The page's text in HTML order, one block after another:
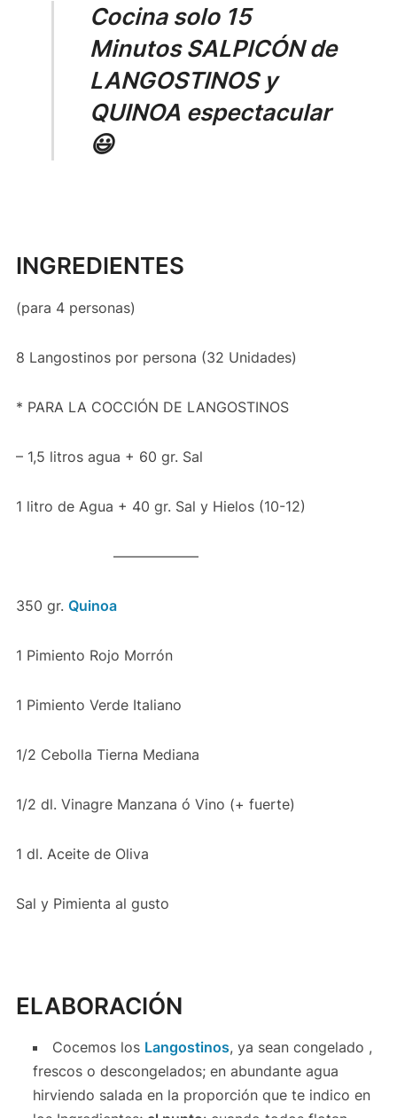
Cocina solo 15
Minutos SALPICÓN de
LANGOSTINOS y
QUINOA espectacular
😃
INGREDIENTES
(para 4 personas)
8 Langostinos por persona (32 Unidades)
* PARA LA COCCIÓN DE LANGOSTINOS
– 1,5 litros agua + 60 gr. Sal
1 litro de Agua + 40 gr. Sal y Hielos (10-12)
——————
350 gr. Quinoa
1 Pimiento Rojo Morrón
1 Pimiento Verde Italiano
1/2 Cebolla Tierna Mediana
1/2 dl. Vinagre Manzana ó Vino (+ fuerte)
1 dl. Aceite de Oliva
Sal y Pimienta al gusto
ELABORACIÓN
Cocemos los Langostinos, ya sean congelado ,
frescos o descongelados; en abundante agua
hirviendo salada en la proporción que te indico en